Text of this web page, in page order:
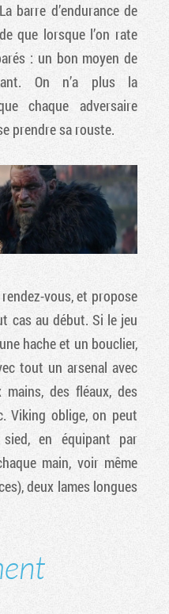
barre d’endurance de
que lorsque l’on rate
: un bon moyen de
On n’a plus la
chaque adversaire
prendre sa rouste.
vous, et propose
cas au début. Si le jeu
hache et un bouclier,
tout un arsenal avec
des fléaux, des
Viking oblige, on peut
en équipant par
main, voir même
deux lames longues